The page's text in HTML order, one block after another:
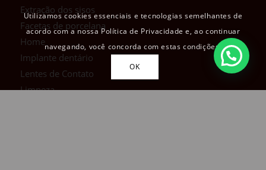
Extração dos sisos
Facetas de porcelana
Home
Implante dentário
Lentes de Contato
Limpeza
Utilizamos cookies essenciais e tecnologias semelhantes de
acordo com a nossa Política de Privacidade e, ao continuar
navegando, você concorda com estas condições.
OK